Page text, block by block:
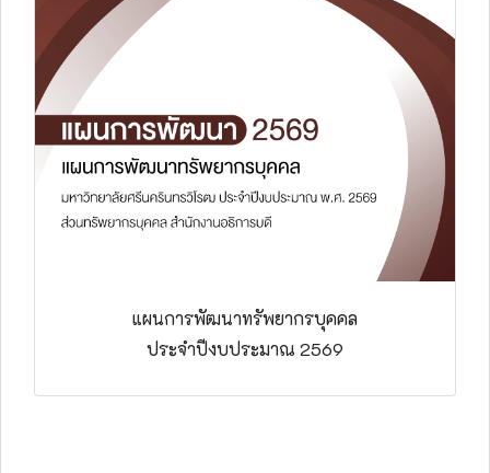
แผนการพัฒนาทรัพยากรบุคคล
ประจำปีงบประมาณ 2569